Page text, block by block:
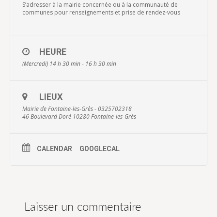
S’adresser à la mairie concernée ou à la communauté de
communes pour renseignements et prise de rendez-vous
HEURE
(Mercredi) 14 h 30 min - 16 h 30 min
LIEUX
Mairie de Fontaine-les-Grès - 0325702318
46 Boulevard Doré 10280 Fontaine-les-Grès
CALENDAR GOOGLECAL
Laisser un commentaire